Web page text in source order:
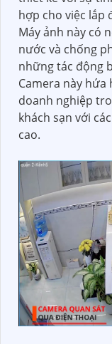
hợp cho việc lắp
Máy ảnh này có
nước và chống
những tác động
Camera này hứa
doanh nghiệp
khách sạn với
cao.